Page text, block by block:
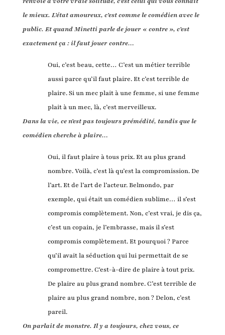
le mieux. L’état amoureux, c’est comme le comédien avec le
public. Et quand Minetti parle de jouer « contre », c’est
exactement ça : il faut jouer contre…
Oui, c’est beau, cette… C’est un métier terrible
aussi parce qu’il faut plaire. Et c’est terrible de
plaire. Si un mec plait à une femme, si une femme
plait à un mec, là, c’est merveilleux.
Dans la vie, ce n’est pas toujours prémédité, tandis que le
comédien cherche à plaire…
Oui, il faut plaire à tous prix. Et au plus grand
nombre. Voilà, c’est là qu’est la compromission. De
l’art. Et de l’art de l’acteur. Belmondo, par
exemple, qui était un comédien sublime… il s’est
compromis complètement. Non, c’est vrai, je dis ça,
c’est un copain, je l’embrasse, mais il s’est
compromis complètement. Et pourquoi ? Parce
qu’il avait la séduction qui lui permettait de se
compromettre. C'est-à-dire de plaire à tout prix.
De plaire au plus grand nombre. C’est terrible de
plaire au plus grand nombre, non ? Delon, c’est
pareil.
On parlait de monstre. Il y a toujours, chez vous, ce